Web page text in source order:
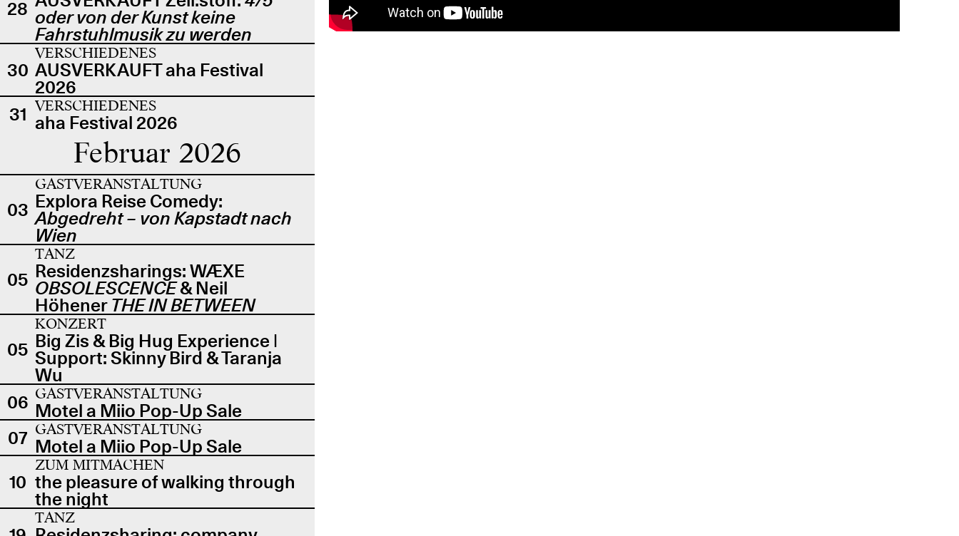
28 oder von der Kunst keine
Fahrstuhlmusik zu werden
30
VERSCHIEDENES
AUSVERKAUFT aha Festival
2026
31 VERSCHIEDENES
aha Festival 2026
Februar 2026
03
GASTVERANSTALTUNG
Explora Reise Comedy:
Abgedreht – von Kapstadt nach
Wien
05
TANZ
Residenzsharings: WÆXE
OBSOLESCENCE& Neil
Höhener THE IN BETWEEN
05
KONZERT
Big Zis & Big Hug Experience |
Support: Skinny Bird & Taranja
Wu
06 GASTVERANSTALTUNG
Motel a Miio Pop-Up Sale
07 GASTVERANSTALTUNG
Motel a Miio Pop-Up Sale
10
ZUM MITMACHEN
the pleasure of walking through
the night
TANZ